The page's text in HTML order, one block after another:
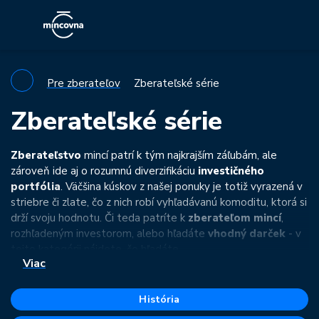
Pre zberateľov Zberateľské série
Zberateľské série
Zberateľstvo mincí patrí k tým najkrajším záľubám, ale
zároveň ide aj o rozumnú diverzifikáciu investičného
portfólia. Väčšina kúskov z našej ponuky je totiž vyrazená v
striebre či zlate, čo z nich robí vyhľadávanú komoditu, ktorá si
drží svoju hodnotu. Či teda patríte k zberateľom mincí,
rozhľadeným investorom, alebo hľadáte vhodný darček - v
nájsť ten správny kúsok. Individuálnezberateľstvo mincíje
často spojené aj so záľubou v rôznych iných oblastiach života,
Viac
História